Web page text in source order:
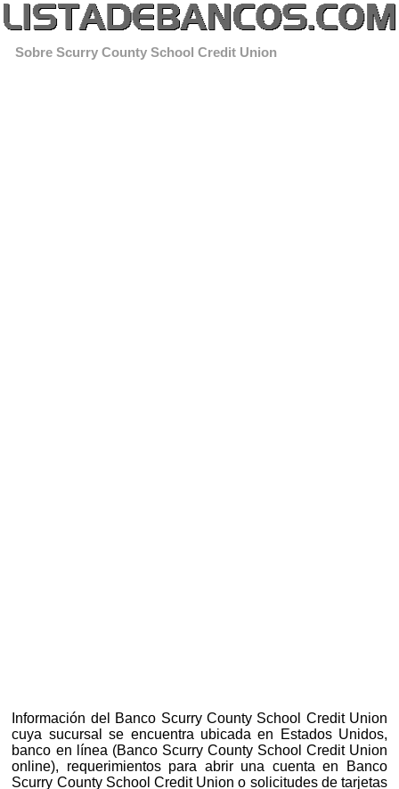
Sobre Scurry County School Credit Union
Información del Banco Scurry County School Credit Union
cuya sucursal se encuentra ubicada en Estados Unidos,
banco en línea (Banco Scurry County School Credit Union
online), requerimientos para abrir una cuenta en Banco
Scurry County School Credit Union o solicitudes de tarjetas